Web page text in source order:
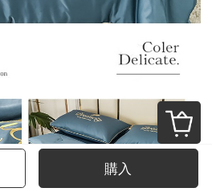
購入